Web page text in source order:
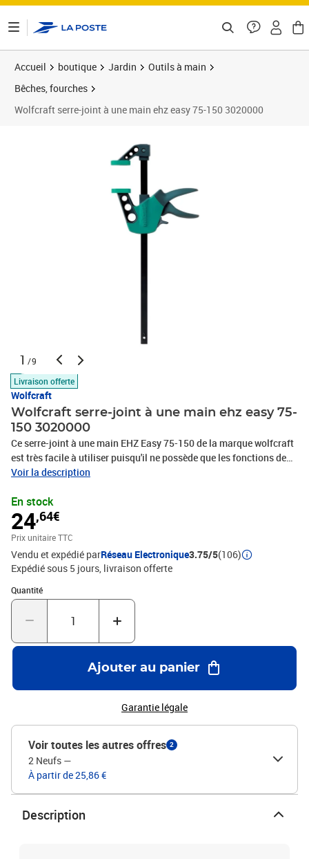
Accueil boutique Jardin
Outils à main
Bêches, fourches
Wolfcraft serre-joint à une main ehz easy 75-150 3020000
1 /9
Livraison offerte
Wolfcraft
Wolfcraft serre-joint à une main ehz easy 75-
150 3020000
Ce serre-joint à une main EHZ Easy 75-150 de la marque wolfcraft
est très facile à utiliser puisqu'il ne possède que les fonctions de
base de serrage et de desserrage. La prise en main du serre-joint
ergonomique. Il peut également passer sans effort à sa fonction
d'étalement. La pince est faite en acier trempé et en plastique
renforcé de fibres, et possède une puissante force de serrage de 90
kg. Profondeur : 75 mm Largeur de serrage : 150 mm Plage
d'extension : 180-390 mm Facile à utiliser avec les fonctions
basiques de serrage et de relâchement Force de serrage de jusqu'à
90 kg Poignée au design ergonomique Passage sans effort à la
fonction d'étalement Fait en acier trempé et en plastique renforcé
de fibres
Voir la description
En stock
24,64€
Prix unitaire TTC
Vendu et expédié parRéseau Electronique3.75/5(106)
Expédié sous 5 jours livraison offerte
Quantité
Quantité : 1
Ajouter au panier
Garantie légale
Voir toutes les autres offres 2
2 Neufs —
À partir de 25,86 €
Description